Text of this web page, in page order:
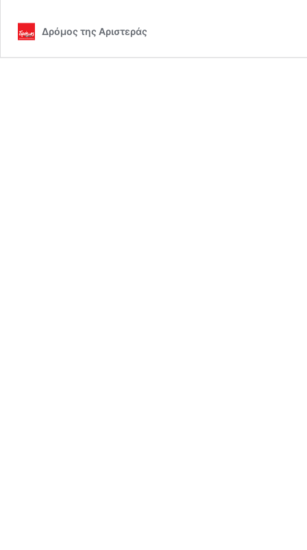
Δρόμος της Αριστεράς